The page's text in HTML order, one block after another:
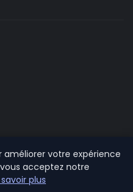
améliorer votre expérience
acceptez notre
savoir plus